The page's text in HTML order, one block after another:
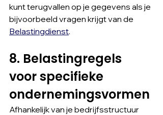
kunt terugvallen op je gegevens als je
bijvoorbeeld vragen krijgt van de
Belastingdienst.
8. Belastingregels
voor specifieke
ondernemingsvormen
Afhankelijk van je bedrijfsstructuur